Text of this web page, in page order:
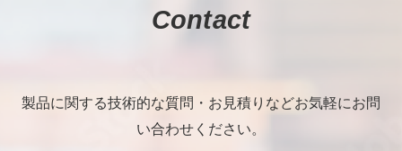
Contact
製品に関する技術的な質問・お見積りなどお気軽にお問
い合わせください。